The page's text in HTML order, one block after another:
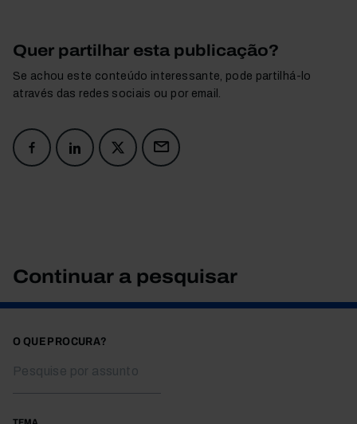
Quer partilhar esta publicação?
Se achou este conteúdo interessante, pode partilhá-lo
através das redes sociais ou por email.
Continuar a pesquisar
O QUE PROCURA?